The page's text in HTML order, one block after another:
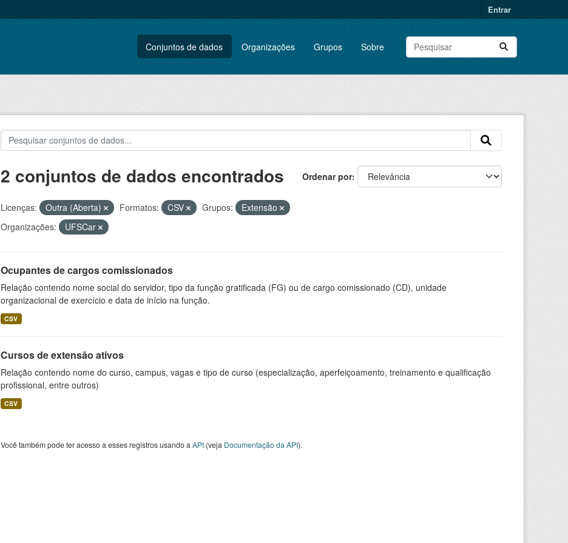
Entrar
Conjuntos de dados Organizações Grupos Sobre
Ordenar por
2 conjuntos de dados encontrados
Licenças: Outra (Aberta) Formatos: CSV Grupos:
Extensão
Organizações:
UFSCar
Ocupantes de cargos comissionados
Relação contendo nome social do servidor, tipo da função gratificada (FG) ou de cargo comissionado (CD), unidade
organizacional de exercício e data de início na função.
CSV
Cursos de extensão ativos
Relação contendo nome do curso, campus, vagas e tipo de curso (especialização, aperfeiçoamento, treinamento e qualificação
profissional, entre outros)
CSV
Você também pode ter acesso a esses registros usando a API(veja Documentação da API).